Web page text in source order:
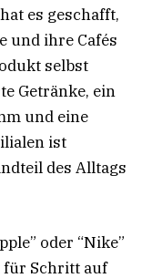
es geschafft,
und ihre Cafés
selbst
Getränke, ein
und eine
ist
des Alltags
oder “Nike”
für Schritt auf